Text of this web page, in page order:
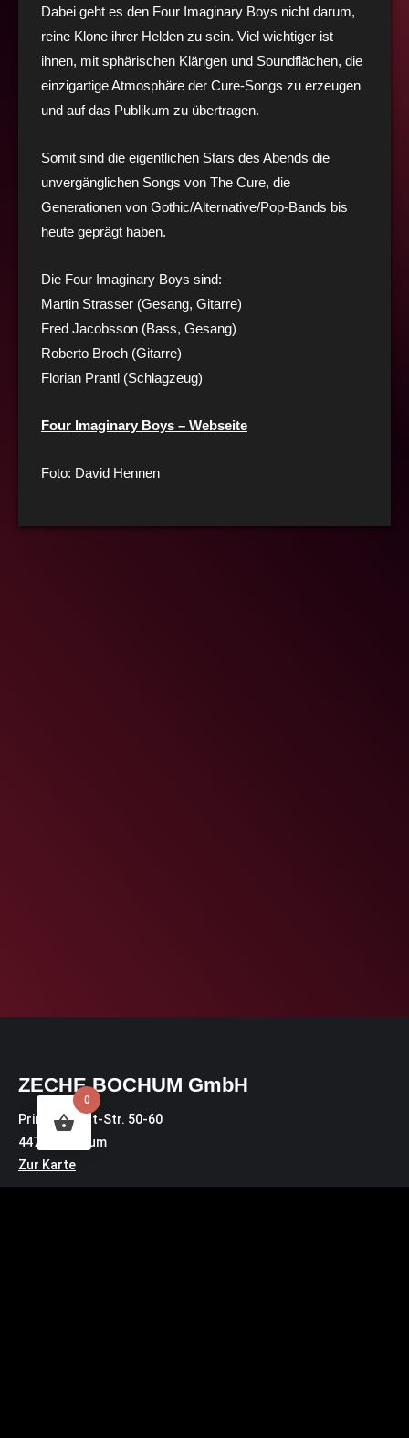
Dabei geht es den Four Imaginary Boys nicht darum,
reine Klone ihrer Helden zu sein. Viel wichtiger ist
ihnen, mit sphärischen Klängen und Soundflächen, die
einzigartige Atmosphäre der Cure-Songs zu erzeugen
und auf das Publikum zu übertragen.
Somit sind die eigentlichen Stars des Abends die
unvergänglichen Songs von The Cure, die
Generationen von Gothic/Alternative/Pop-Bands bis
heute geprägt haben.
Die Four Imaginary Boys sind:
Martin Strasser (Gesang, Gitarre)
Fred Jacobsson (Bass, Gesang)
Roberto Broch (Gitarre)
Florian Prantl (Schlagzeug)
Four Imaginary Boys – Webseite
Foto: David Hennen
ZECHE BOCHUM GmbH
Prinz-Regent-Str. 50-60
44795 Bochum
Zur Karte
0